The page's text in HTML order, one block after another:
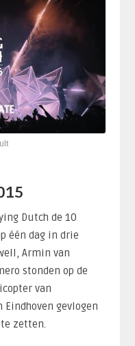
Dutch de 10
één dag in drie
Armin van
stonden op de
van
gevlogen
zetten.